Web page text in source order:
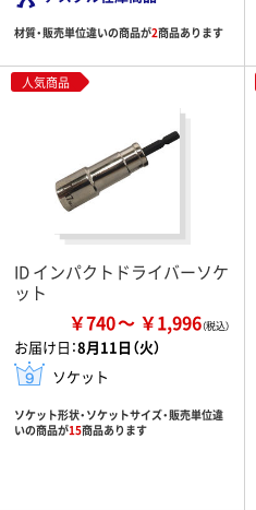
材質・販売単位違いの商品が2商品あります
人気商品
ID インパクトドライバーソケ
ット
￥740 ￥1,996
お届け日：8月11日（火）
ソケット
ソケット形状・ソケットサイズ・販売単位違
いの商品が15商品あります